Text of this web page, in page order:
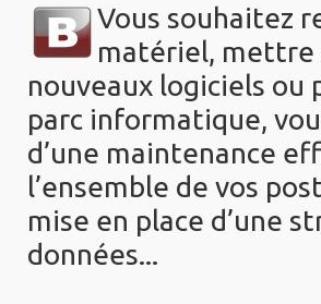
Vous souhaitez
matériel, mettre
nouveaux logiciels
parc informatique,
d’une maintenance
l’ensemble de vos
mise en place d’une
données...